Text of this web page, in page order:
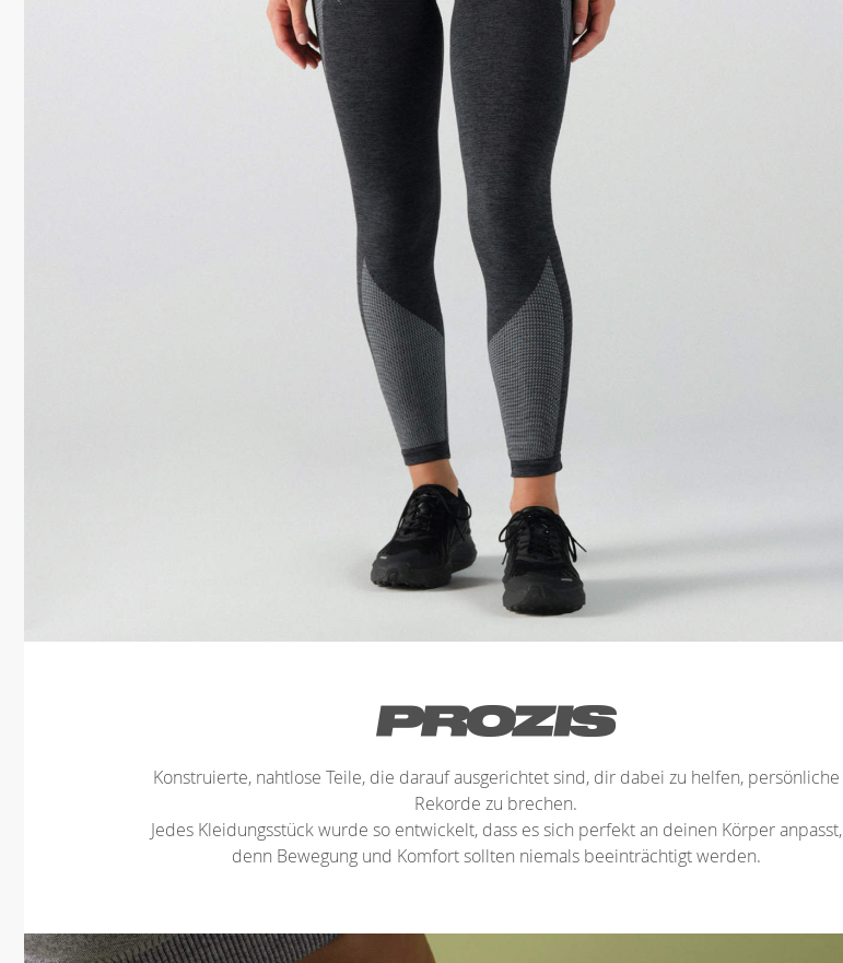
Konstruierte, nahtlose Teile, die darauf ausgerichtet sind, dir dabei zu helfen, persönliche
Rekorde zu brechen.
Jedes Kleidungsstück wurde so entwickelt, dass es sich perfekt an deinen Körper anpasst,
denn Bewegung und Komfort sollten niemals beeinträchtigt werden.